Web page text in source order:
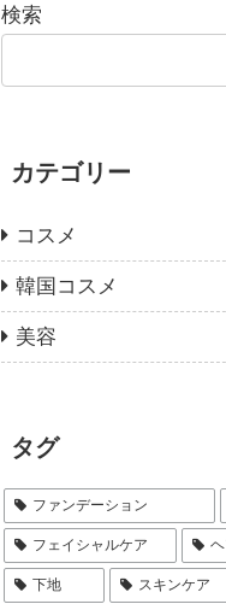
検索
カテゴリー
コスメ
韓国コスメ
美容
タグ
ファンデーション
フェイシャルケア
下地 スキンケア